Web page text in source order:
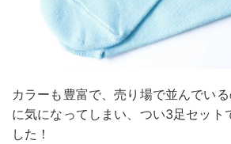
カラーも豊富で、売り場で並んでい
に気になってしまい、つい3足セット
した！